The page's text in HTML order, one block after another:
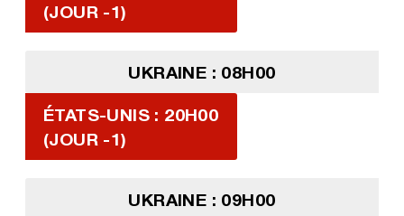
(JOUR -1)
UKRAINE : 08H00
ÉTATS-UNIS : 20H00
(JOUR -1)
UKRAINE : 09H00